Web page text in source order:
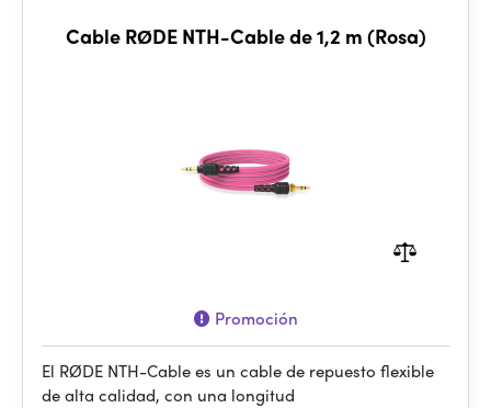
Cable RØDE NTH-Cable de 1,2 m (Rosa)
Promoción
El RØDE NTH-Cable es un cable de repuesto flexible
de alta calidad, con una longitud